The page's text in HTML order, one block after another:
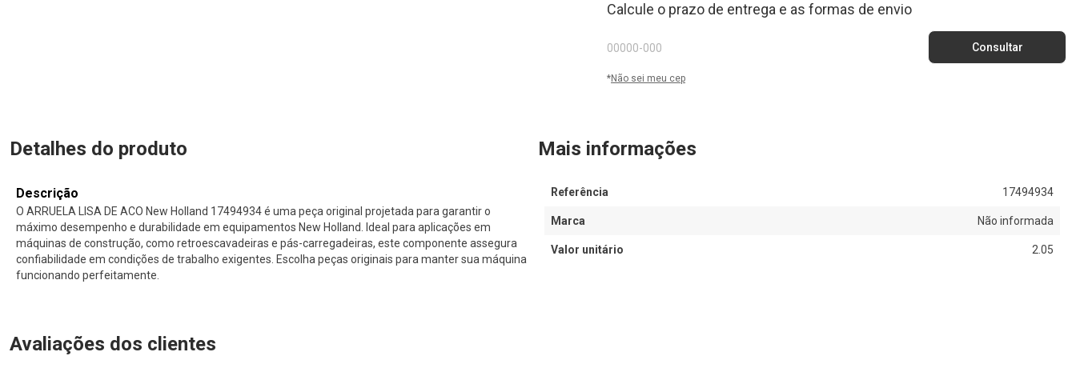
Calcule o prazo de entrega e as formas de envio
*Não sei meu cep
Detalhes do produto
Descrição
O ARRUELA LISA DE ACO New Holland 17494934 é uma peça original projetada para garantir o
máximo desempenho e durabilidade em equipamentos New Holland. Ideal para aplicações em
máquinas de construção, como retroescavadeiras e pás-carregadeiras, este componente assegura
confiabilidade em condições de trabalho exigentes. Escolha peças originais para manter sua máquina
funcionando perfeitamente.
Mais informações
Referência 17494934
Marca Não informada
Valor unitário 2.05
Avaliações dos clientes